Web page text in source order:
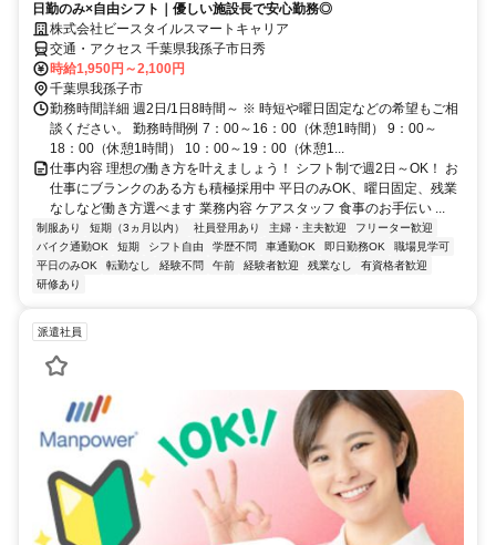
日勤のみ×自由シフト｜優しい施設長で安心勤務◎
株式会社ビースタイルスマートキャリア
交通・アクセス 千葉県我孫子市日秀
時給1,950円～2,100円
千葉県我孫子市
勤務時間詳細 週2日/1日8時間～ ※ 時短や曜日固定などの希望もご相
談ください。 勤務時間例 7：00～16：00（休憩1時間） 9：00～
18：00（休憩1時間） 10：00～19：00（休憩1...
仕事内容 理想の働き方を叶えましょう！ シフト制で週2日～OK！ お
仕事にブランクのある方も積極採用中 平日のみOK、曜日固定、残業
なしなど働き方選べます 業務内容 ケアスタッフ 食事のお手伝い ...
制服あり 短期（3ヵ月以内） 社員登用あり 主婦・主夫歓迎
フリーター歓迎
バイク通勤OK
短期 シフト自由 学歴不問 車通勤OK 即日勤務OK
職場見学可
平日のみOK
転勤なし 経験不問 午前 経験者歓迎 残業なし
有資格者歓迎
研修あり
派遣社員